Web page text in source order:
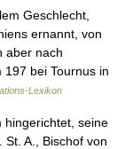
Geschlecht,
ernannt, von
aber nach
bei Tournus in
Lexikon
seine
A., Bischof von